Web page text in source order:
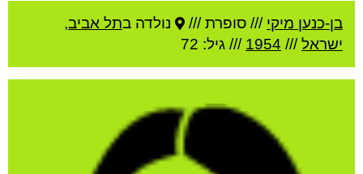
בן-כנען מיקי /// סופרת /// נולדה בתל אביב,
ישראל///
1954 /// גיל: 72